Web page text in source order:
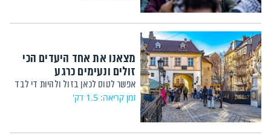
מצאנו את אחד היעדים הכי
זולים ונעימים כרגע
אפשר לטוס לכאן בזול ולהיות די לבד
זמן קריאה: 1.5 דק'